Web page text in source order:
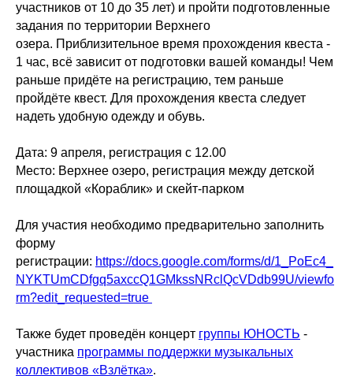
участников от 10 до 35 лет) и пройти подготовленные
задания по территории Верхнего
озера. Приблизительное время прохождения квеста -
1 час, всё зависит от подготовки вашей команды! Чем
раньше придёте на регистрацию, тем раньше
пройдёте квест. Для прохождения квеста следует
надеть удобную одежду и обувь.
Дата: 9 апреля, регистрация с 12.00
Место: Верхнее озеро, регистрация между детской
площадкой «Кораблик» и скейт-парком
Для участия необходимо предварительно заполнить
форму
регистрации: https://docs.google.com/forms/d/1_PoEc4_
NYKTUmCDfgq5axccQ1GMkssNRclQcVDdb99U/viewfo
rm?edit_requested=true
Также будет проведён концерт группы ЮНОСТЬ -
участника программы поддержки музыкальных
коллективов «Взлётка».